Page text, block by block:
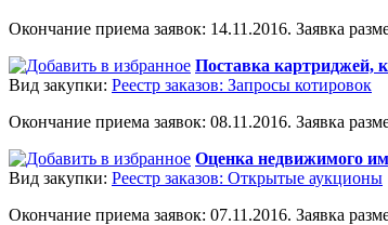
Окончание приема заявок: 14.11.2016. Заявка
Поставка картриджей,
Вид закупки: Реестр заказов: Запросы котировок
Окончание приема заявок: 08.11.2016. Заявка
Оценка недвижимого
Вид закупки: Реестр заказов: Открытые аукционы
Окончание приема заявок: 07.11.2016. Заявка